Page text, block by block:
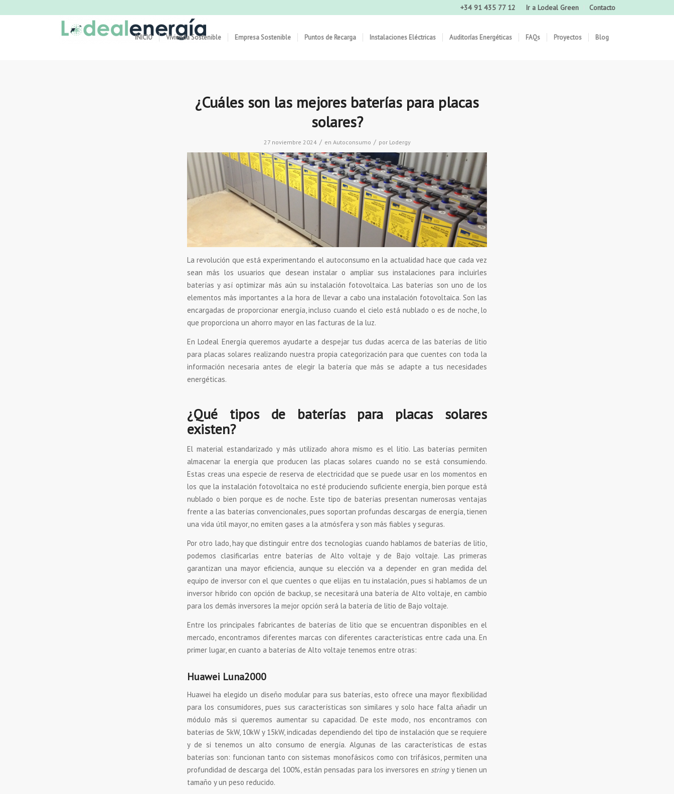
Ir a Lodeal Green Contacto
+34 91 435 77 12
INICIO Vivienda Sostenible Empresa Sostenible Puntos de Recarga Instalaciones Eléctricas Auditorías Energéticas FAQs Proyectos Blog
¿Cuáles son las mejores baterías para placas
solares?
27 noviembre 2024 / en Autoconsumo / por Lodergy
La revolución que está experimentando el autoconsumo en la actualidad hace que cada vez
sean más los usuarios que desean instalar o ampliar sus instalaciones para incluirles
baterías y así optimizar más aún su instalación fotovoltaica. Las baterías son uno de los
elementos más importantes a la hora de llevar a cabo una instalación fotovoltaica. Son las
encargadas de proporcionar energía, incluso cuando el cielo está nublado o es de noche, lo
que proporciona un ahorro mayor en las facturas de la luz.
En Lodeal Energía queremos ayudarte a despejar tus dudas acerca de las baterías de litio
para placas solares realizando nuestra propia categorización para que cuentes con toda la
información necesaria antes de elegir la batería que más se adapte a tus necesidades
energéticas.
¿Qué tipos de baterías para placas solares
existen?
El material estandarizado y más utilizado ahora mismo es el litio. Las baterías permiten
almacenar la energía que producen las placas solares cuando no se está consumiendo.
Estas creas una especie de reserva de electricidad que se puede usar en los momentos en
los que la instalación fotovoltaica no esté produciendo suficiente energía, bien porque está
nublado o bien porque es de noche. Este tipo de baterías presentan numerosas ventajas
frente a las baterías convencionales, pues soportan profundas descargas de energía, tienen
una vida útil mayor, no emiten gases a la atmósfera y son más fiables y seguras.
Por otro lado, hay que distinguir entre dos tecnologías cuando hablamos de baterías de litio,
podemos clasificarlas entre baterías de Alto voltaje y de Bajo voltaje. Las primeras
garantizan una mayor eficiencia, aunque su elección va a depender en gran medida del
equipo de inversor con el que cuentes o que elijas en tu instalación, pues si hablamos de un
inversor híbrido con opción de backup, se necesitará una batería de Alto voltaje, en cambio
para los demás inversores la mejor opción será la batería de litio de Bajo voltaje.
Entre los principales fabricantes de baterías de litio que se encuentran disponibles en el
mercado, encontramos diferentes marcas con diferentes características entre cada una. En
primer lugar, en cuanto a baterías de Alto voltaje tenemos entre otras:
Huawei Luna2000
Huawei ha elegido un diseño modular para sus baterías, esto ofrece una mayor flexibilidad
para los consumidores, pues sus características son similares y solo hace falta añadir un
módulo más si queremos aumentar su capacidad. De este modo, nos encontramos con
baterías de 5kW, 10kW y 15kW, indicadas dependiendo del tipo de instalación que se requiere
y de si tenemos un alto consumo de energía. Algunas de las características de estas
baterías son: funcionan tanto con sistemas monofásicos como con trifásicos, permiten una
profundidad de descarga del 100%, están pensadas para los inversores en stringy tienen un
tamaño y un peso reducido.